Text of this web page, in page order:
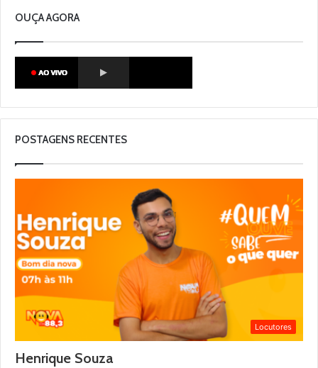
OUÇA AGORA
POSTAGENS RECENTES
Locutores
Henrique Souza